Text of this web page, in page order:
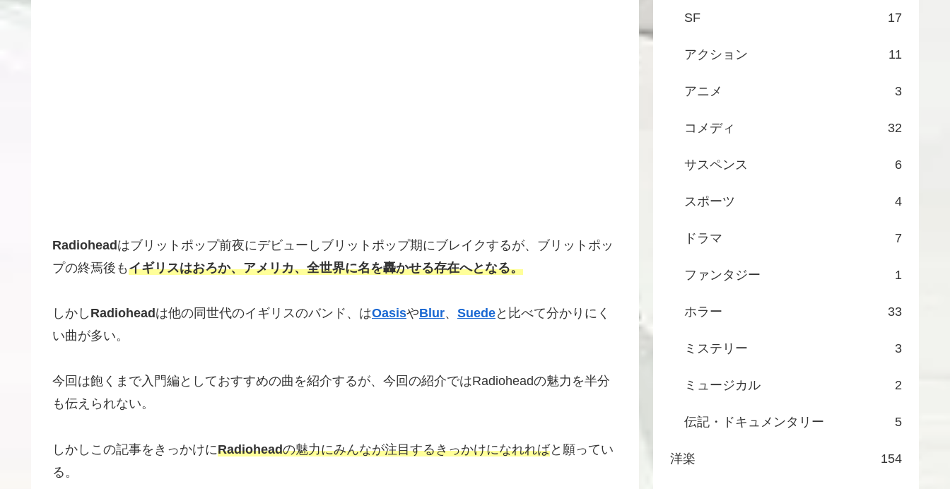
Radioheadはブリットポップ前夜にデビューしブリットポップ期にブレイクするが、ブリットポッ
プの終焉後もイギリスはおろか、アメリカ、全世界に名を轟かせる存在へとなる。
しかし Radioheadは他の同世代のイギリスのバンド、はOasisやBlur、 Suedeと比べて分かりにく
い曲が多い。
今回は飽くまで入門編としておすすめの曲を紹介するが、今回の紹介ではRadioheadの魅力を半分
も伝えられない。
しかしこの記事をきっかけにRadioheadの魅力にみんなが注目するきっかけになれればと願ってい
る。
SF 17
アクション 11
アニメ 3
コメディ 32
サスペンス 6
スポーツ 4
ドラマ 7
ファンタジー 1
ホラー 33
ミステリー 3
ミュージカル 2
伝記・ドキュメンタリー 5
洋楽 154